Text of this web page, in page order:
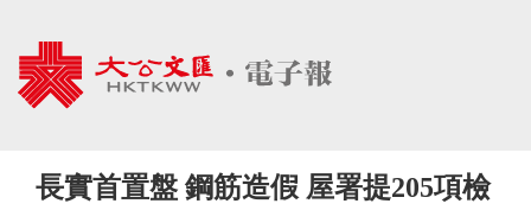
長實首置盤 鋼筋造假 屋署提205項檢